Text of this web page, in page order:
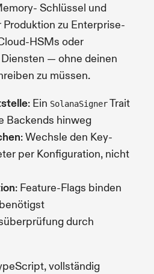
Schlüssel und
zu Enterprise-
HSMs oder
— ohne deinen
zu müssen.
: Ein SolanaSignerTrait
Backends hinweg
: Wechsle den Key-
per Konfiguration, nicht
: Feature-Flags binden
durch
vollständig